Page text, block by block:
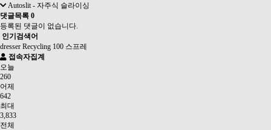
Autoslit - 자주식 슬라이싱
댓글목록 0
등록된 댓글이 없습니다.
인기검색어
dresser Recycling 100 스프레
접속자집계
오늘
260
어제
642
최대
3,833
전체